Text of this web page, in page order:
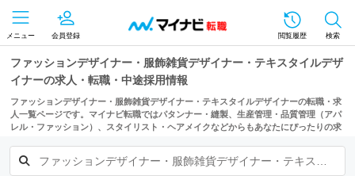
メニュー 会員登録 閲覧履歴 検索
ファッションデザイナー・服飾雑貨デザイナー・テキスタイルデザ
イナーの求人・転職・中途採用情報
ファッションデザイナー・服飾雑貨デザイナー・テキスタイルデザイナーの転職・求
人一覧ページです。マイナビ転職ではパタンナー・縫製、生産管理・品質管理（アパ
レル・ファッション）、スタイリスト・ヘアメイクなどからもあなたにぴったりの求
ファッションデザイナー・服飾雑貨デザイナー・テキスタイル